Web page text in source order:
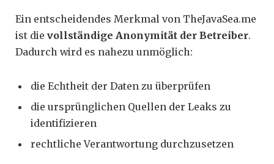
Ein entscheidendes Merkmal von TheJavaSea.me
ist die vollständige Anonymität der Betreiber.
Dadurch wird es nahezu unmöglich:
die Echtheit der Daten zu überprüfen
die ursprünglichen Quellen der Leaks zu
identifizieren
rechtliche Verantwortung durchzusetzen